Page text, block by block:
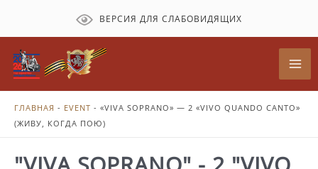
содержимому
ВЕРСИЯ ДЛЯ СЛАБОВИДЯЩИХ
ГЛАВНАЯ - EVENT - «VIVA SOPRANO» — 2 «VIVO QUANDO CANTO»
(ЖИВУ, КОГДА ПОЮ)